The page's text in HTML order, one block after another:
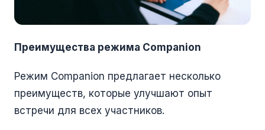
Преимущества режима Companion
Режим Companion предлагает несколько
преимуществ, которые улучшают опыт
встречи для всех участников.